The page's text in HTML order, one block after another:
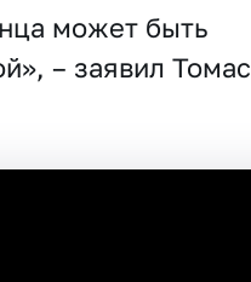
может быть
– заявил Томас